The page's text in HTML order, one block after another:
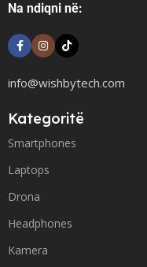
Na ndiqni në:
info@wishbytech.com
Kategoritë
Smartphones
Laptops
Drona
Headphones
Kamera